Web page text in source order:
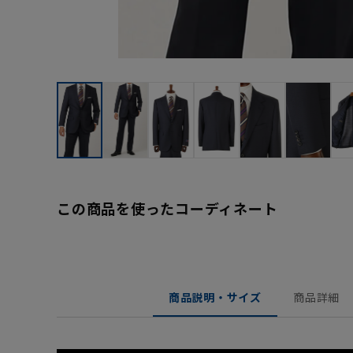
この商品を使ったコーディネート
商品説明・サイズ 商品詳細